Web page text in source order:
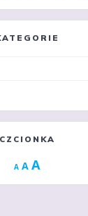
CZCIONKA
A Decrease
A Reset
A